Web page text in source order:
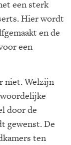
een sterk
Hier wordt
en de
een
niet. Welzijn
door de
gewenst. De
ten